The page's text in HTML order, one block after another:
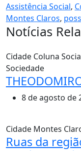
Assistência Social,
Montes Claros,
Notícias
Cidade Coluna
Sociedade
8 de agosto de
Cidade Montes
Ruas da